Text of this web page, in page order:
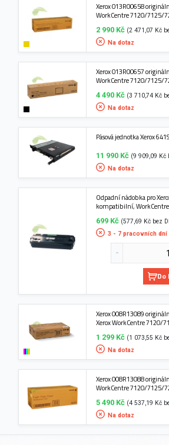
Xerox 013R00658
WorkCentre 7120/7125/
2 990 Kč (2 471,07 Kč
Na dotaz
Xerox 013R00657
WorkCentre 7120/7125/
4 490 Kč (3 710,74 Kč
Na dotaz
Pásová jednotka Xerox
11 990 Kč (9 909,09 Kč
Na dotaz
Odpadní nádobka pro
kompatibilní,
699 Kč (577,69 Kč bez
3 - 7 pracovních dní
Do
Xerox 008R13089
Xerox WorkCentre 7120/
1 299 Kč (1 073,55 Kč
Na dotaz
Xerox 008R13088
WorkCentre 7120/7125/
5 490 Kč (4 537,19 Kč
Na dotaz